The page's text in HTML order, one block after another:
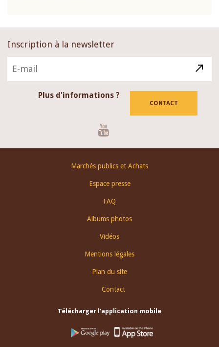
Inscription à la newsletter
Plus d'informations ?
CONTACT
Marchés publics et Achats
Espace presse
FAQ
Albums photos
Vidéos
Mentions légales
Plan du site
Contact
Télécharger l'application mobile